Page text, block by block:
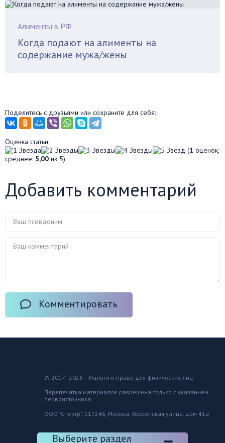
Алименты в РФ
Когда подают на алименты на
содержание мужа/жены
Поделитесь с друзьями или сохраните для себя:
Оценка статьи:
(1 оценок,
среднее: 5,00 из 5)
Добавить комментарий
Комментировать
© 2017–2026 – Налоги и право для физических лиц
Перепечатка материалов разрешена только с указанием
первоисточника
ООО "Спектр", 117246, Москва, Херсонская улица, дом 41а
Выберите раздел